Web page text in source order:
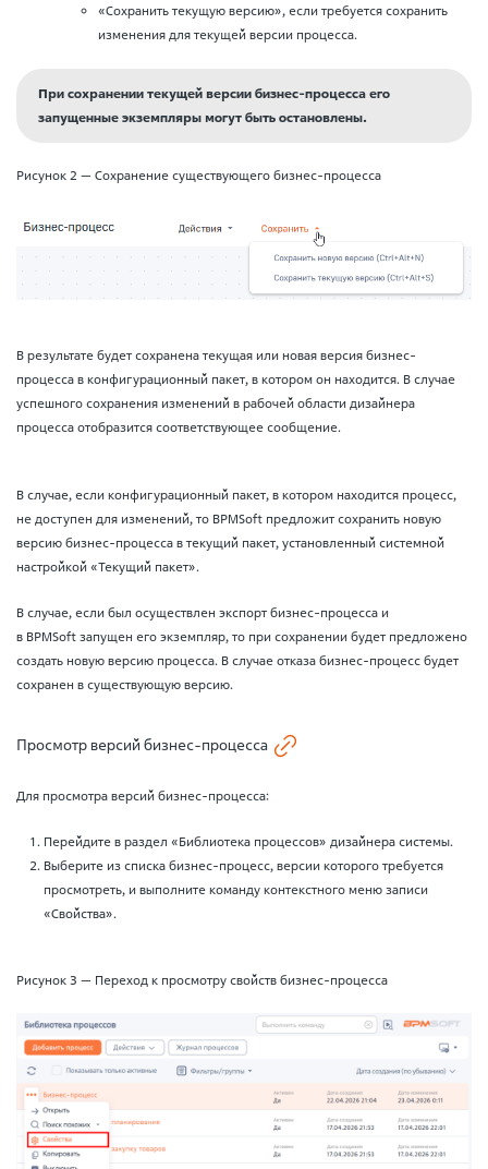
«Сохранить текущую версию», если требуется сохранить
изменения для текущей версии процесса.
При сохранении текущей версии бизнес-процесса его
запущенные экземпляры могут быть остановлены.
Рисунок 2 — Сохранение существующего бизнес-процесса
В результате будет сохранена текущая или новая версия бизнес-
процесса в конфигурационный пакет, в котором он находится. В случае
успешного сохранения изменений в рабочей области дизайнера
процесса отобразится соответствующее сообщение.
В случае, если конфигурационный пакет, в котором находится процесс,
не доступен для изменений, то BPMSoft предложит сохранить новую
версию бизнес-процесса в текущий пакет, установленный системной
настройкой «Текущий пакет».
В случае, если был осуществлен экспорт бизнес-процесса и
в BPMSoft запущен его экземпляр, то при сохранении будет предложено
создать новую версию процесса. В случае отказа бизнес-процесс будет
сохранен в существующую версию.
Просмотр версий бизнес-процесса
Для просмотра версий бизнес-процесса:
Перейдите в раздел «Библиотека процессов» дизайнера системы.
Выберите из списка бизнес-процесс, версии которого требуется
просмотреть, и выполните команду контекстного меню записи
«Свойства».
Рисунок 3 — Переход к просмотру свойств бизнес-процесса